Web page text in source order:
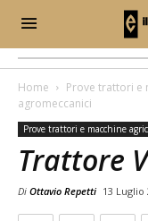
Home Prove trattori e
agromeccanici
Prove trattori e macchine
Trattore
Di Ottavio Repetti 13 Luglio